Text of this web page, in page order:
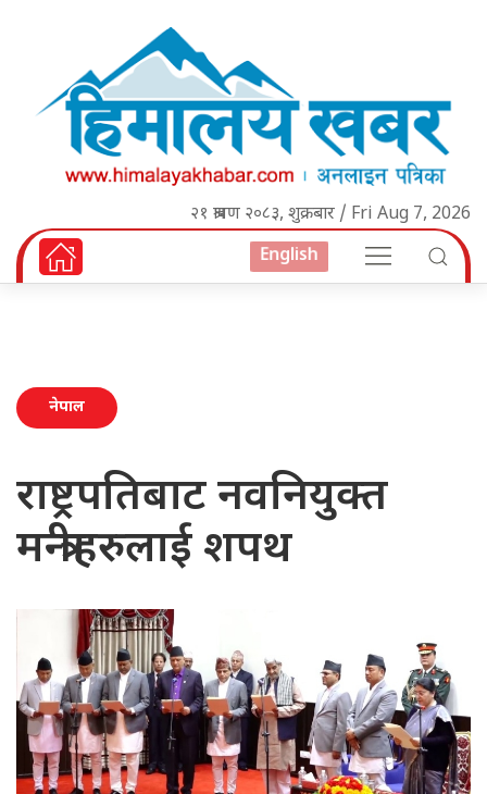
२१ श्रावण २०८३, शुक्रबार / Fri Aug 7, 2026
English
नेपाल
राष्ट्रपतिबाट नवनियुक्त
मन्त्रीहरुलाई शपथ